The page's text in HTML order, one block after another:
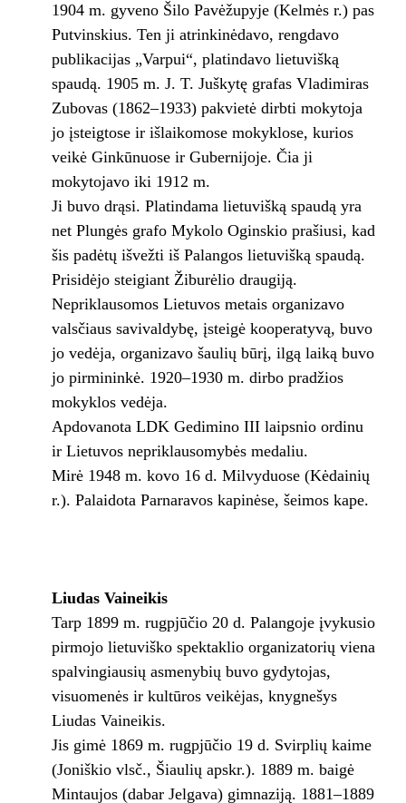
1904 m. gyveno Šilo Pavėžupyje (Kelmės r.) pas
Putvinskius. Ten ji atrinkinėdavo, rengdavo
publikacijas „Varpui“, platindavo lietuvišką
spaudą. 1905 m. J. T. Juškytę grafas Vladimiras
Zubovas (1862–1933) pakvietė dirbti mokytoja
jo įsteigtose ir išlaikomose mokyklose, kurios
veikė Ginkūnuose ir Gubernijoje. Čia ji
mokytojavo iki 1912 m.
Ji buvo drąsi. Platindama lietuvišką spaudą yra
net Plungės grafo Mykolo Oginskio prašiusi, kad
šis padėtų išvežti iš Palangos lietuvišką spaudą.
Prisidėjo steigiant Žiburėlio draugiją.
Nepriklausomos Lietuvos metais organizavo
valsčiaus savivaldybę, įsteigė kooperatyvą, buvo
jo vedėja, organizavo šaulių būrį, ilgą laiką buvo
jo pirmininkė. 1920–1930 m. dirbo pradžios
mokyklos vedėja.
Apdovanota LDK Gedimino III laipsnio ordinu
ir Lietuvos nepriklausomybės medaliu.
Mirė 1948 m. kovo 16 d. Milvyduose (Kėdainių
r.). Palaidota Parnaravos kapinėse, šeimos kape.
Liudas Vaineikis
Tarp 1899 m. rugpjūčio 20 d. Palangoje įvykusio
pirmojo lietuviško spektaklio organizatorių viena
spalvingiausių asmenybių buvo gydytojas,
visuomenės ir kultūros veikėjas, knygnešys
Liudas Vaineikis.
Jis gimė 1869 m. rugpjūčio 19 d. Svirplių kaime
(Joniškio vlsč., Šiaulių apskr.). 1889 m. baigė
Mintaujos (dabar Jelgava) gimnaziją. 1881–1889